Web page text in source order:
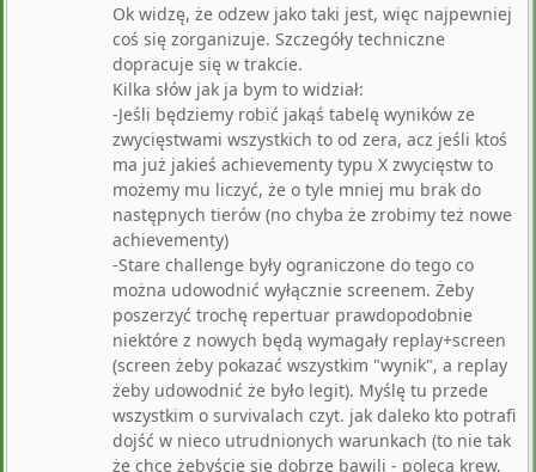
Ok widzę, że odzew jako taki jest, więc najpewniej
coś się zorganizuje. Szczegóły techniczne
dopracuje się w trakcie.
Kilka słów jak ja bym to widział:
-Jeśli będziemy robić jakąś tabelę wyników ze
zwycięstwami wszystkich to od zera, acz jeśli ktoś
ma już jakieś achievementy typu X zwycięstw to
możemy mu liczyć, że o tyle mniej mu brak do
następnych tierów (no chyba że zrobimy też nowe
achievementy)
-Stare challenge były ograniczone do tego co
można udowodnić wyłącznie screenem. Żeby
poszerzyć trochę repertuar prawdopodobnie
niektóre z nowych będą wymagały replay+screen
(screen żeby pokazać wszystkim "wynik", a replay
żeby udowodnić że było legit). Myślę tu przede
wszystkim o survivalach czyt. jak daleko kto potrafi
dojść w nieco utrudnionych warunkach (to nie tak
że chce żebyście się dobrze bawili - polecą krew,